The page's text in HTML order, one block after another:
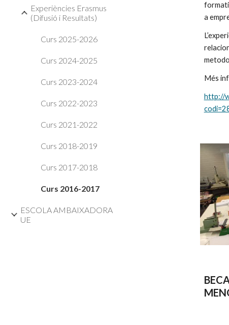
Experiències Erasmus
(Difusió i Resultats)
Curs 2025-2026
Curs 2024-2025
Curs 2023-2024
Curs 2022-2023
Curs 2021-2022
Curs 2018-2019
Curs 2017-2018
Curs 2016-2017
ESCOLA AMBAIXADORA
UE
a
Més
http://